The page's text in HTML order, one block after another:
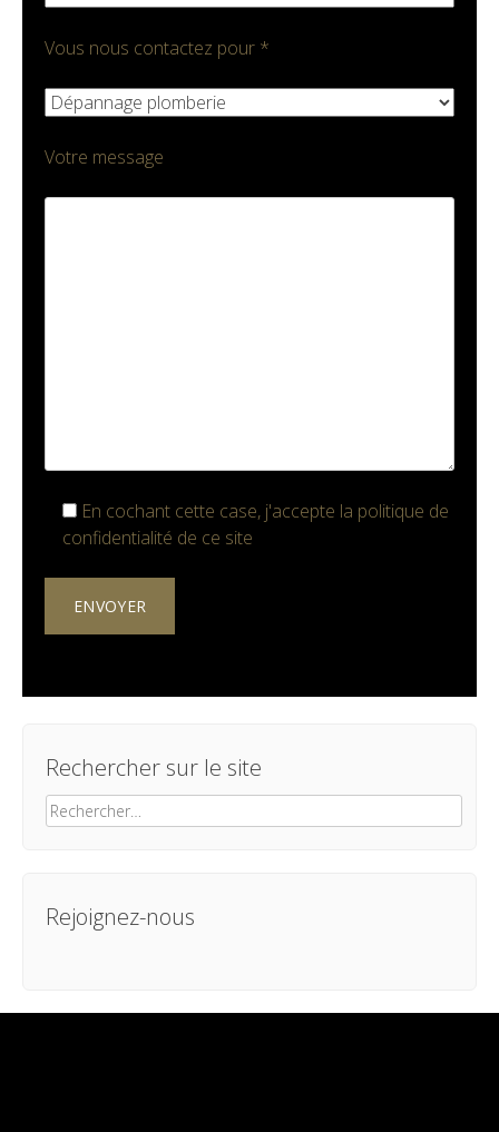
Vous nous contactez pour *
Votre message
En cochant cette case, j'accepte la politique de
confidentialité de ce site
Rechercher sur le site
Rechercher :
Rejoignez-nous